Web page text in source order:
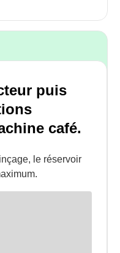
puis
café.
le réservoir